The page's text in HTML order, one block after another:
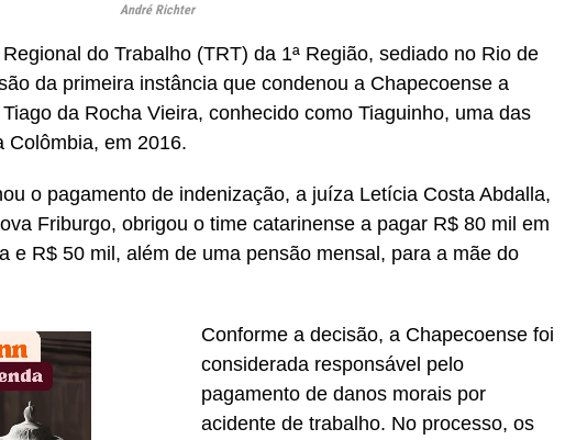
André Richter
do Trabalho (TRT) da 1ª Região, sediado no Rio de
da primeira instância que condenou a Chapecoense a
da Rocha Vieira, conhecido como Tiaguinho, uma das
Colômbia, em 2016.
o pagamento de indenização, a juíza Letícia Costa Abdalla,
Friburgo, obrigou o time catarinense a pagar R$ 80 mil em
e R$ 50 mil, além de uma pensão mensal, para a mãe do
Conforme a decisão, a Chapecoense foi
considerada responsável pelo
pagamento de danos morais por
acidente de trabalho. No processo, os